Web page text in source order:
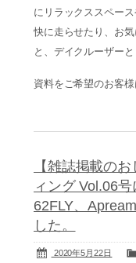
にリラックススペー
快に走らせたり、お
と、デイクルーザー
資料をご希望のお客
【雑誌掲載の
ィング Vol.06
62FLY、
した。
2020年5月22日